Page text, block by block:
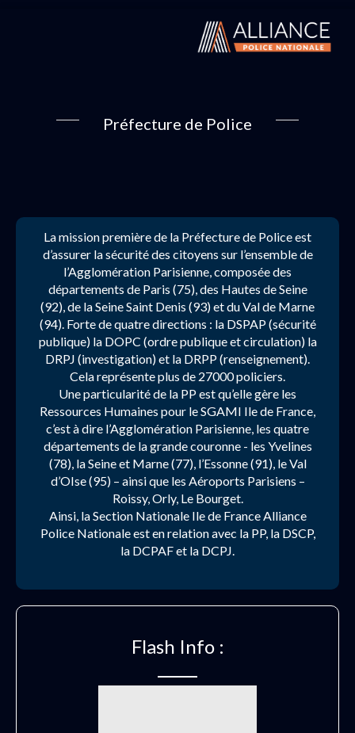
Préfecture de Police
La mission première de la Préfecture de Police est
d’assurer la sécurité des citoyens sur l’ensemble de
l’Agglomération Parisienne, composée des
départements de Paris (75), des Hautes de Seine
(92), de la Seine Saint Denis (93) et du Val de Marne
(94). Forte de quatre directions : la DSPAP (sécurité
publique) la DOPC (ordre publique et circulation) la
DRPJ (investigation) et la DRPP (renseignement).
Cela représente plus de 27000 policiers.
Une particularité de la PP est qu’elle gère les
Ressources Humaines pour le SGAMI Ile de France,
c’est à dire l’Agglomération Parisienne, les quatre
départements de la grande couronne - les Yvelines
(78), la Seine et Marne (77), l’Essonne (91), le Val
d’OIse (95) – ainsi que les Aéroports Parisiens –
Roissy, Orly, Le Bourget.
Ainsi, la Section Nationale Ile de France Alliance
Police Nationale est en relation avec la PP, la DSCP,
la DCPAF et la DCPJ.
Flash Info :